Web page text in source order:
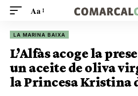
Aa
LA MARINA BAIXA
​L’Alfàs acoge la
un aceite de oliva
la Princesa Kristina